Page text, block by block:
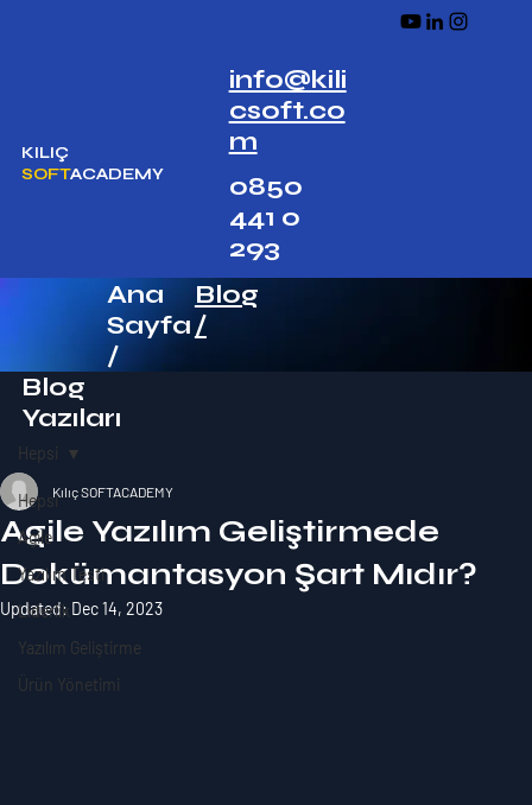
info@kili
csoft.co
m
0850
441 0
293
SOFTACADEMY
KILIÇ
Hepsi
Agile
Yazılım Testi
Liderlik
Yazılım Geliştirme
Ürün Yönetimi
Hepsi
Agile Yazılım Geliştirmede
Dokümantasyon Şart Mıdır?
Kılıç SOFTACADEMY
Updated:Dec 14, 2023
Blog
Yazıları
Blog
/
Ana
Sayfa
/